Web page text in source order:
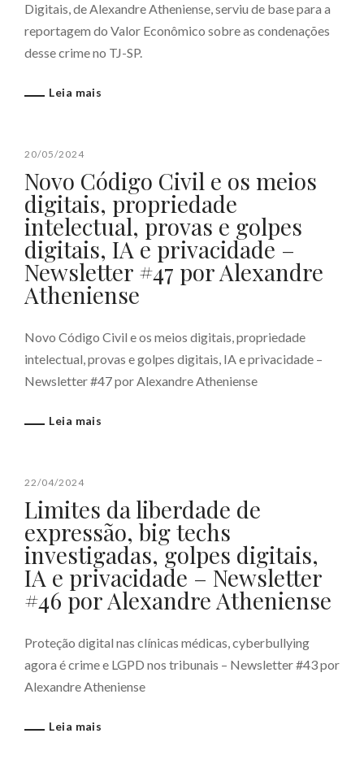
Digitais, de Alexandre Atheniense, serviu de base para a
reportagem do Valor Econômico sobre as condenações
desse crime no TJ-SP.
Leia mais
20/05/2024
Novo Código Civil e os meios
digitais, propriedade
intelectual, provas e golpes
digitais, IA e privacidade –
Newsletter #47 por Alexandre
Atheniense
Novo Código Civil e os meios digitais, propriedade
intelectual, provas e golpes digitais, IA e privacidade –
Newsletter #47 por Alexandre Atheniense
Leia mais
22/04/2024
Limites da liberdade de
expressão, big techs
investigadas, golpes digitais,
IA e privacidade – Newsletter
#46 por Alexandre Atheniense
Proteção digital nas clínicas médicas, cyberbullying
agora é crime e LGPD nos tribunais – Newsletter #43 por
Alexandre Atheniense
Leia mais